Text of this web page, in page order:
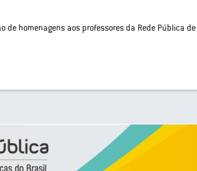
homenagens aos professores da Rede Pública de